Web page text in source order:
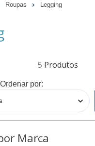
Roupas Legging
5
Ordenar por:
Marca